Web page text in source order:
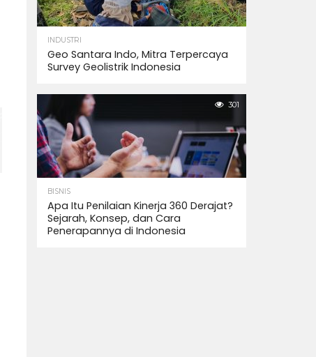
INDUSTRI
Geo Santara Indo, Mitra Terpercaya
Survey Geolistrik Indonesia
301
BISNIS
Apa Itu Penilaian Kinerja 360 Derajat?
Sejarah, Konsep, dan Cara
Penerapannya di Indonesia